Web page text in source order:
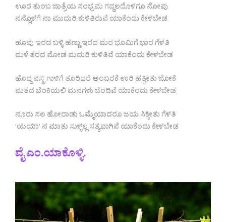
ಊರ ತುಂಬ ಜಾತ್ರೆಯ ಸಂಭ್ರಮ ಗದ್ದಲದೊಳಗೂ ನೋವು
ನನ್ನೊಳಗೆ ನಾ ಮುದುರಿ ಕುಳಿತಿರುವೆ ಯಾಕೆಂದು ಕೇಳಬೇಡ
ಹೂವು ಇರದ ಬಳ್ಳಿ ಹಣ್ಣು ಇರದ ಮರ ಭೂಮಿಗೆ ಭಾರ ಗೆಳತಿ
ಮಳೆ ತರದ ಮೋಡ ಮದುರಿ ಕುಳಿತಿವೆ ಯಾಕೆಂದು‌ ಕೇಳಬೇಡ
ಹೊದ್ದ ವಸ್ತ್ರ ಗಾಳಿಗೆ ತೂರಿದರೆ ಅಂಬರಕೆ ಉರಿ ಹತ್ತೀತು ಜೋಕೆ
ಮತದ ಬೆಂಕಿಯಲಿ ಮನಗಳು ಬೆಂದಿವೆ ಯಾಕೆಂದು ಕೇಳಬೇಡ
ನೂರು ಸಲ ಹೋರಾಡು ಒಮ್ಮೆಯಾದರೂ ಜಯ ಸಿಕ್ಕೀತು ಗೆಳತಿ
‘ಯಯಾ’ ನ ಮಾತು ಸುಳ್ಳಲ್ಲ ಸತ್ಯವಾಗಿವೆ ಯಾಕೆಂದು ಕೇಳಬೇಡ
ವೈ ಎಂ.ಯಾಕೊಳ್ಳಿ.